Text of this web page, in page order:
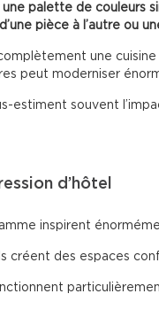
palette de couleurs
pièce à l’autre ou
une
peut moderniser
estiment souvent
d’hôtel
inspirent
créent des espaces